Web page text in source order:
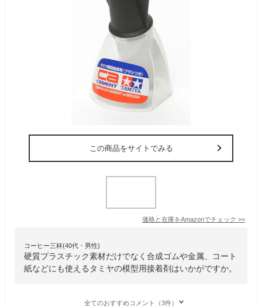
この商品をサイトでみる
価格と在庫をAmazonでチェック >>
コーヒー三杯(40代・男性)
硬質プラスチック素材だけでなく合成ゴムや金属、コート
紙などにも使えるタミヤの模型用接着剤はいかがですか。
全てのおすすめコメント（3件）